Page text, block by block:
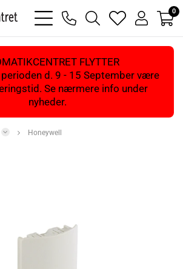
bars
light
phone
magnifying
glass
heart
light
user
light
0
FLYTTER
d. 9 - 15 September være
Se nærmere info under
nyheder.
Honeywell